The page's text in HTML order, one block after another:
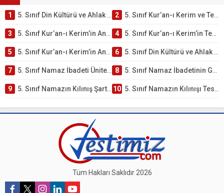
1 5. Sınıf Din Kültürü ve Ahlak Bilgisi 2. Ünite: Kur’an-ı Kerim Çalışmaları 2 5. Sınıf Kur’an-ı Kerim ve Temel Özellikleri Testi – Online Çöz
3 5. Sınıf Kur’an-ı Kerim’in Ana Konuları Testi – Online Çöz 4 5. Sınıf Kur’an-ı Kerim’in Temel Özellikleri ve Önemi Testi – Online Çöz
5 5. Sınıf Kur’an-ı Kerim’in Anlamı ve Önemi Testi – Online Çöz 6 5. Sınıf Din Kültürü ve Ahlak Bilgisi 2. Ünite: Namaz İbadeti Çalışmaları
7 5. Sınıf Namaz İbadeti Ünite Testi – Online Çöz 8 5. Sınıf Namaz İbadetinin Getirdiği Faydalar Testi
9 5. Sınıf Namazın Kılınış Şartları Testi 10 5. Sınıf Namazın Kılınışı Testi – Online Çöz
Tüm Hakları Saklıdır 2026